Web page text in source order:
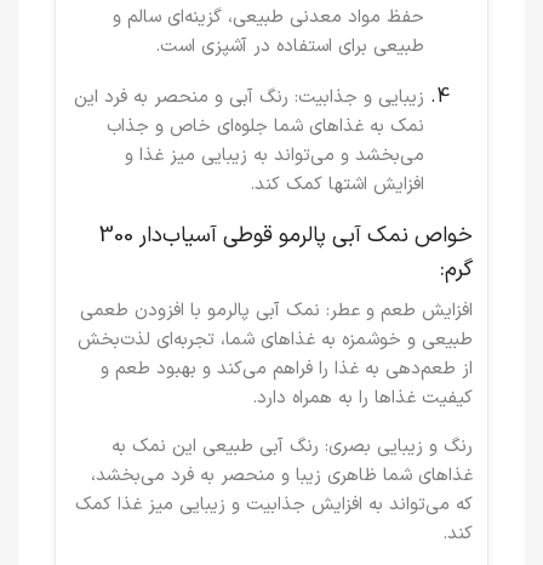
حفظ مواد معدنی طبیعی، گزینه‌ای سالم و
طبیعی برای استفاده در آشپزی است.
زیبایی و جذابیت: رنگ آبی و منحصر به فرد این
نمک به غذاهای شما جلوه‌ای خاص و جذاب
می‌بخشد و می‌تواند به زیبایی میز غذا و
افزایش اشتها کمک کند.
خواص نمک آبی پالرمو قوطی آسیاب‌دار 300
گرم:
افزایش طعم و عطر: نمک آبی پالرمو با افزودن طعمی
طبیعی و خوشمزه به غذاهای شما، تجربه‌ای لذت‌بخش
از طعم‌دهی به غذا را فراهم می‌کند و بهبود طعم و
کیفیت غذاها را به همراه دارد.
رنگ و زیبایی بصری: رنگ آبی طبیعی این نمک به
غذاهای شما ظاهری زیبا و منحصر به فرد می‌بخشد،
که می‌تواند به افزایش جذابیت و زیبایی میز غذا کمک
کند.